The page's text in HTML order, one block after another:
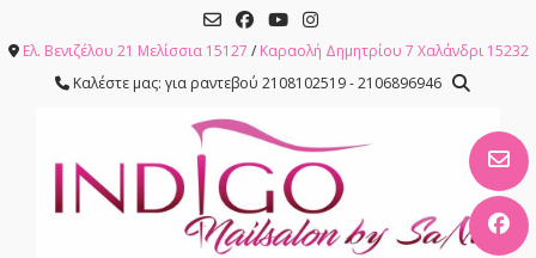
content
Ελ. Βενιζέλου 21 Μελίσσια 15127 / Καραολή Δημητρίου 7 Χαλάνδρι 15232
Καλέστε μας: για ραντεβού 2108102519 - 2106896946